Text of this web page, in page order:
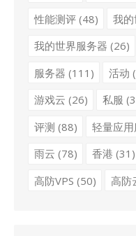
性能测评(48) 我
我的世界服务器 (26)
服务器 (111) 活动
游戏云 (26) 私服
评测 (88) 轻量应
雨云 (78) 香港 (31)
高防VPS (50) 高防